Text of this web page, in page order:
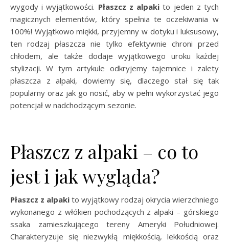
wygody i wyjątkowości. Płaszcz z alpaki to jeden z tych
magicznych elementów, który spełnia te oczekiwania w
100%! Wyjątkowo miękki, przyjemny w dotyku i luksusowy,
ten rodzaj płaszcza nie tylko efektywnie chroni przed
chłodem, ale także dodaje wyjątkowego uroku każdej
stylizacji. W tym artykule odkryjemy tajemnice i zalety
płaszcza z alpaki, dowiemy się, dlaczego stał się tak
popularny oraz jak go nosić, aby w pełni wykorzystać jego
potencjał w nadchodzącym sezonie.
Płaszcz z alpaki – co to
jest i jak wygląda?
Płaszcz z alpaki to wyjątkowy rodzaj okrycia wierzchniego
wykonanego z włókien pochodzących z alpaki – górskiego
ssaka zamieszkującego tereny Ameryki Południowej.
Charakteryzuje się niezwykłą miękkością, lekkością oraz